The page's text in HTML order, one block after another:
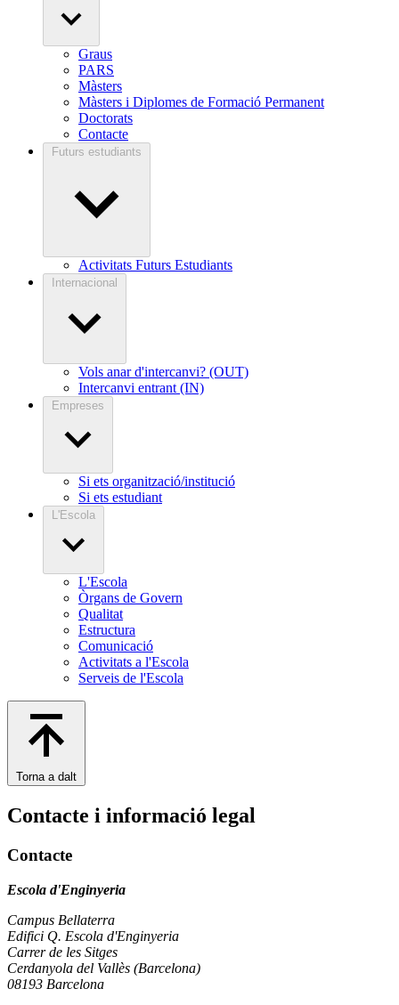
Graus
PARS
Màsters
Màsters i Diplomes de Formació Permanent
Doctorats
Contacte
Futurs estudiants
Activitats Futurs Estudiants
Internacional
Vols anar d'intercanvi? (OUT)
Intercanvi entrant (IN)
Empreses
Si ets organització/institució
Si ets estudiant
L'Escola
L'Escola
Òrgans de Govern
Qualitat
Estructura
Comunicació
Activitats a l'Escola
Serveis de l'Escola
Torna a dalt
Contacte i informació legal
Contacte
Escola d'Enginyeria
Campus Bellaterra
Edifici Q. Escola d'Enginyeria
Carrer de les Sitges
Cerdanyola del Vallès (Barcelona)
08193 Barcelona